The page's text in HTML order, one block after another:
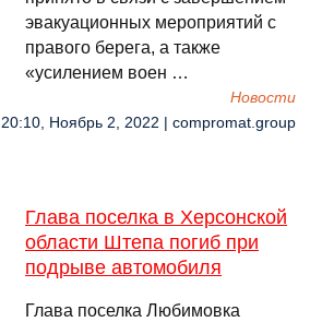
эвакуационных мероприятий с
правого берега, а также
«усилением воен …
Новости
20:10, Ноябрь 2, 2022 | compromat.group
Глава поселка в Херсонской
области Штепа погиб при
подрыве автомобиля
Глава поселка Любимовка